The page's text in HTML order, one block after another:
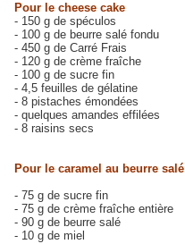
Pour le cheese cake
- 150 g de spéculos
- 100 g de beurre salé fondu
- 450 g de Carré Frais
- 120 g de crème fraîche
- 100 g de sucre fin
- 4,5 feuilles de gélatine
- 8 pistaches émondées
- quelques amandes effilées
- 8 raisins secs
Pour le caramel au beurre salé
- 75 g de sucre fin
- 75 g de crème fraîche entière
- 90 g de beurre salé
- 10 g de miel